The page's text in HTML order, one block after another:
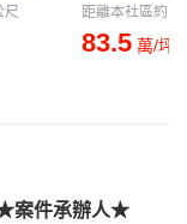
尺
距離本社區約
83.5 萬/坪
案件承辦人★